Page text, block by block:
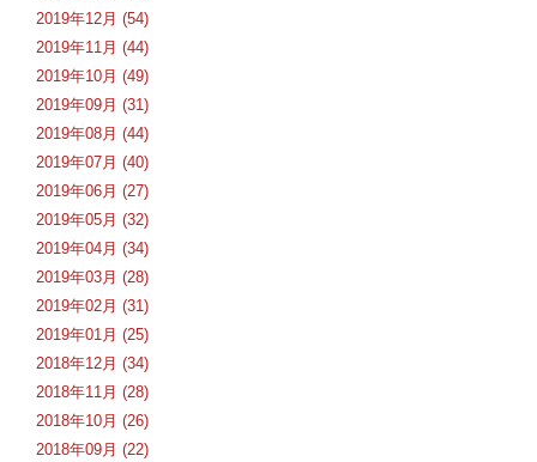
2019年12月 (54)
2019年11月 (44)
2019年10月 (49)
2019年09月 (31)
2019年08月 (44)
2019年07月 (40)
2019年06月 (27)
2019年05月 (32)
2019年04月 (34)
2019年03月 (28)
2019年02月 (31)
2019年01月 (25)
2018年12月 (34)
2018年11月 (28)
2018年10月 (26)
2018年09月 (22)